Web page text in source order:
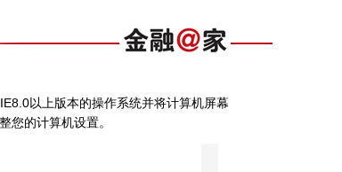
以上版本的操作系统并将计算机屏幕
您的计算机设置。